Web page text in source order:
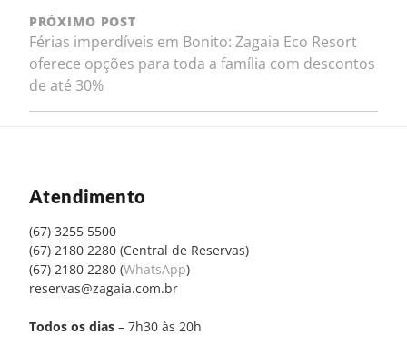
PRÓXIMO POST
Férias imperdíveis em Bonito: Zagaia Eco Resort
oferece opções para toda a família com descontos
de até 30%
Atendimento
(67) 3255 5500
(67) 2180 2280 (Central de Reservas)
(67) 2180 2280 (WhatsApp)
reservas@zagaia.com.br
Todos os dias – 7h30 às 20h